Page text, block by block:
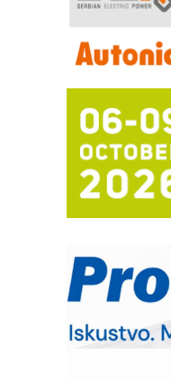
Proizvodnja
mrežnog
hlađenjem
Trajna
Bezbednost
IB
poverenja u
– Pametna
upravljanje
Sigurnije
solarnim
Pranje